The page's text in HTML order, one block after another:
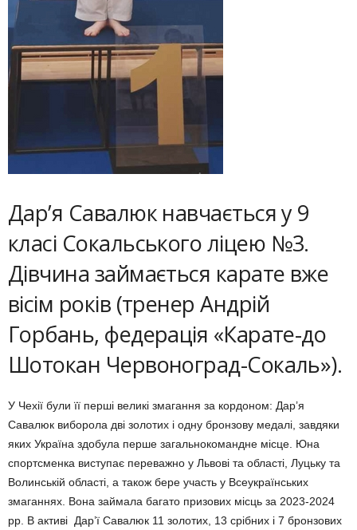
Дар’я Савалюк навчається у 9
класі Сока­ль­ського ліцею №3.
Дівчина зай­має­ться карате вже
вісім років (тренер Андрій
Горбань, федерація «Карате-до
Шотокан Червоноград-Сокаль»).
У Чехії були її перші великі змагання за кордоном: Дар’я
Савалюк виборола дві зо­лотих і одну бронзову медалі, завдяки
яких Україна здобула перше загальнокомандне місце. Юна
спорт­сменка виступає переваж­но у Львові та області, Луцьку та
Волинській області, a також бере участь у Всеукраїнсь­ких
змаганнях. Вона займала багато призо­вих місць за 2023-2024
рр. В активі Дар’ї Савалюк 11 золотих, 13 срібних і 7 брон­зо­­вих